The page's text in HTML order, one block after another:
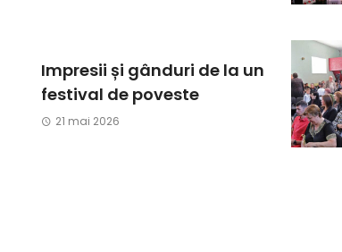
Impresii și gânduri de la un
festival de poveste
21 mai 2026